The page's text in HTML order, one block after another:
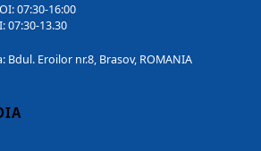
07:30-16:00
07:30-13.30
Bdul. Eroilor nr.8, Brasov, ROMANIA